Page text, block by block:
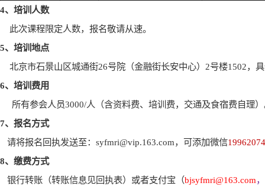
4、培训人数
此次课程限定人数，报名敬请从速。
5、培训地点
北京市石景山区城通街26号院（金融街长安中心） 2号楼1502，
6、培训费用
所有参会人员3000/人（含资料费、培训费，交通及食宿费自理
7、报名方式
请将报名回执发送至： syfmri@vip.163.com，可添加微信
8、缴费方式
银行转账（转账信息见回执表）或者支付宝（bjsyfmri@163.com，